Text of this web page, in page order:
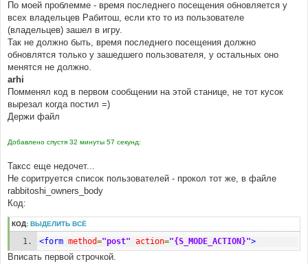
По моей проблемме - время последнего посещения обновляется у
всех владельцев Рабитош, если кто то из пользователе
(владельцев) зашел в игру.
Так не должно быть, время последнего посещения должно
обновлятся только у зашедшего пользователя, у остальных оно
менятся не должно.
arhi
Помменял код в первом сообщении на этой станице, не тот кусок
вырезал когда постил =)
Держи файл
Добавлено спустя 32 минуты 57 секунд:
Таксс еще недочет...
Не соритруется список пользователей - прокол тот же, в файле
rabbitoshi_owners_body
Код:
КОД: ВЫДЕЛИТЬ ВСЁ
<form method="post" action="{S_MODE_ACTION}">
Вписать первой строчкой.